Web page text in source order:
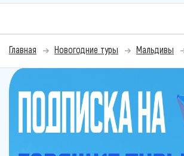
Главная Новогодние туры Мальдивы